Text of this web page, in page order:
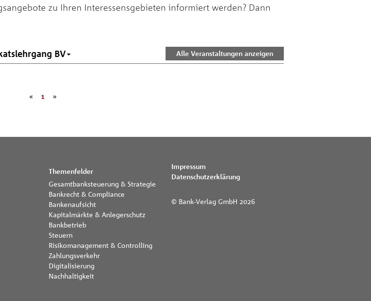
zu Ihren Interessensgebieten informiert werden? Dann
BV Alle Veranstaltungen anzeigen
« 1 »
Themenfelder
Gesamtbanksteuerung & Strategie
Bankrecht & Compliance
Bankenaufsicht
Kapitalmärkte & Anlegerschutz
Bankbetrieb
Steuern
Risikomanagement & Controlling
Zahlungsverkehr
Digitalisierung
Nachhaltigkeit
Impressum
Datenschutzerklärung
© Bank-Verlag GmbH 2026